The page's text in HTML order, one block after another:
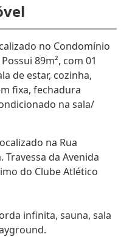
no Condomínio
89m², com 01
de estar, cozinha,
fixa, fechadura
na sala/
na Rua
Travessa da Avenida
do Clube Atlético
infinita, sauna, sala